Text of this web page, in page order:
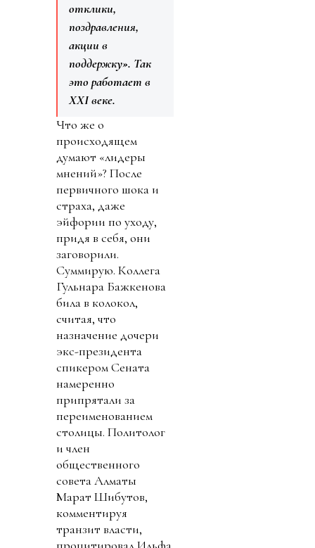
отклики,
поздравления,
акции в
поддержку». Так
это работает в
XXI веке.
Что же о
происходящем
думают «лидеры
мнений»? После
первичного шока и
страха, даже
эйфории по уходу,
придя в себя, они
заговорили.
Суммирую. Коллега
Гульнара Бажкенова
била в колокол,
считая, что
назначение дочери
экс-президента
спикером Сената
намеренно
припрятали за
переименованием
столицы. Политолог
и член
общественного
совета Алматы
Марат Шибутов,
комментируя
транзит власти,